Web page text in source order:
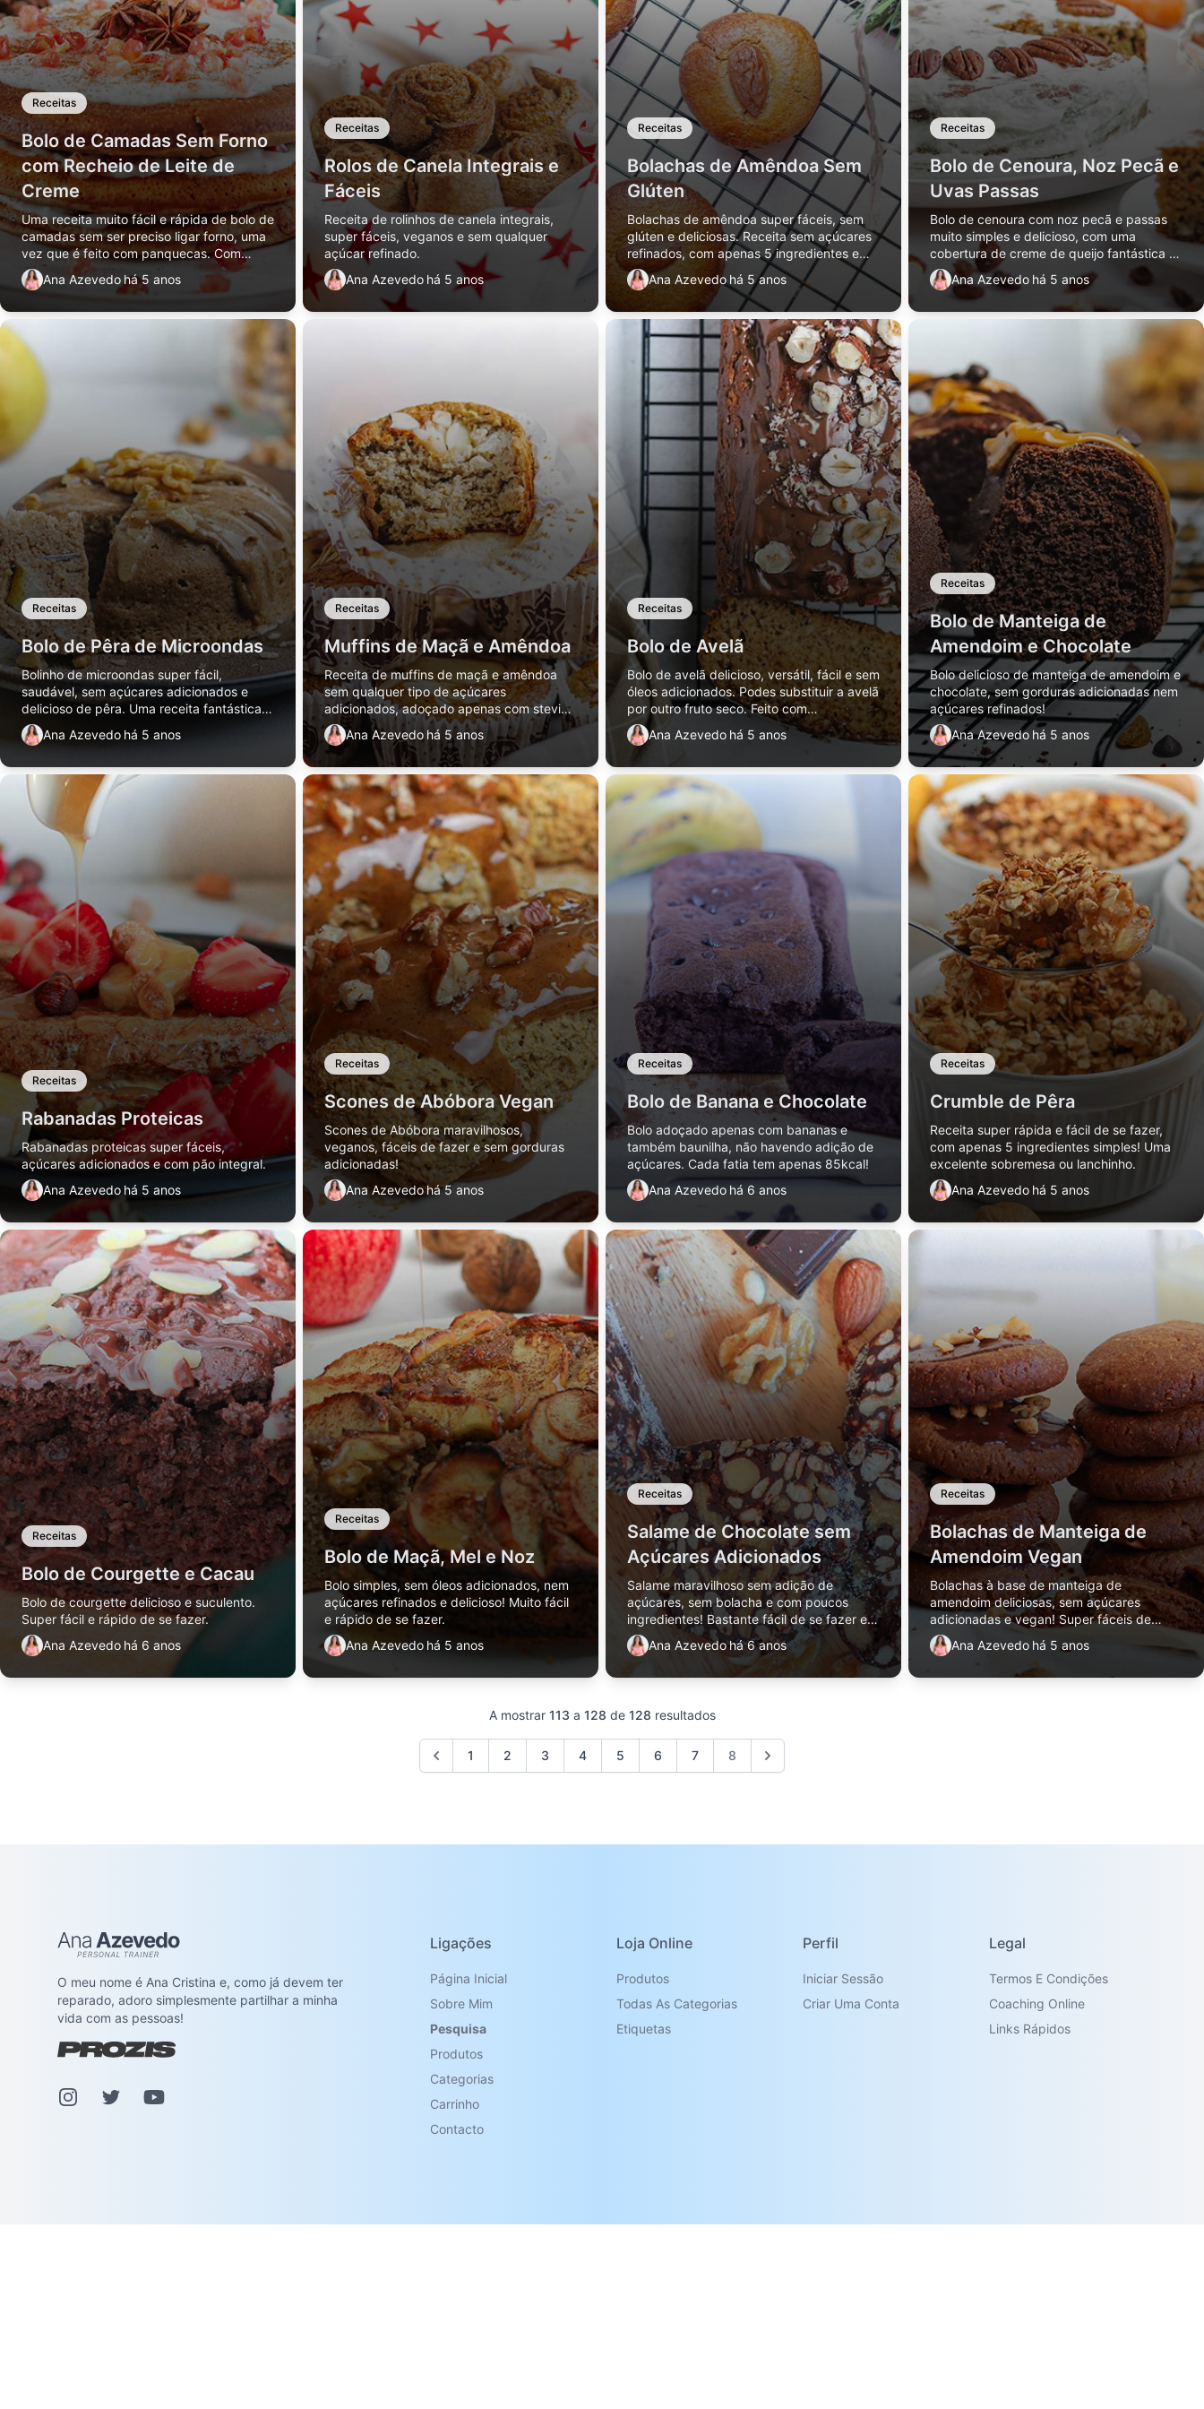
Receitas
Bolo de Camadas Sem Forno
com Recheio de Leite de
Creme
Uma receita muito fácil e rápida de bolo de
camadas sem ser preciso ligar forno, uma
vez que é feito com panquecas. Com
recheio maravilhoso de leite de creme sem
açúcares adicionados e vegan.
Ana Azevedo há 5 anos
Receitas
Rolos de Canela Integrais e
Fáceis
Receita de rolinhos de canela integrais,
super fáceis, veganos e sem qualquer
açúcar refinado.
Ana Azevedo há 5 anos
Receitas
Bolachas de Amêndoa Sem
Glúten
Bolachas de amêndoa super fáceis, sem
glúten e deliciosas. Receita sem açúcares
refinados, com apenas 5 ingredientes e
com opção vegan!
Ana Azevedo há 5 anos
Receitas
Bolo de Cenoura, Noz Pecã e
Uvas Passas
Bolo de cenoura com noz pecã e passas
muito simples e delicioso, com uma
cobertura de creme de queijo fantástica e
super fácil de fazer. Receita sem açúcares
nem farinhas refinadas.
Ana Azevedo há 5 anos
Receitas
Bolo de Pêra de Microondas
Bolinho de microondas super fácil,
saudável, sem açúcares adicionados e
delicioso de pêra. Uma receita fantástica
para um pequeno-almoço ou lanche rico
em macronutrientes.
Ana Azevedo há 5 anos
Receitas
Muffins de Maçã e Amêndoa
Receita de muffins de maçã e amêndoa
sem qualquer tipo de açúcares
adicionados, adoçado apenas com stevia.
Além disso, não tem também gorduras
adicionadas e é super fácil de fazer. Ótima
opção de lanche.
Ana Azevedo há 5 anos
Receitas
Bolo de Avelã
Bolo de avelã delicioso, versátil, fácil e sem
óleos adicionados. Podes substituir a avelã
por outro fruto seco. Feito com
ingredientes muito simples.
Ana Azevedo há 5 anos
Receitas
Bolo de Manteiga de
Amendoim e Chocolate
Bolo delicioso de manteiga de amendoim e
chocolate, sem gorduras adicionadas nem
açúcares refinados!
Ana Azevedo há 5 anos
Receitas
Rabanadas Proteicas
Rabanadas proteicas super fáceis,
açúcares adicionados e com pão integral.
Ana Azevedo há 5 anos
Receitas
Scones de Abóbora Vegan
Scones de Abóbora maravilhosos,
veganos, fáceis de fazer e sem gorduras
adicionadas!
Ana Azevedo há 5 anos
Receitas
Bolo de Banana e Chocolate
Bolo adoçado apenas com bananas e
também baunilha, não havendo adição de
açúcares. Cada fatia tem apenas 85kcal!
Ana Azevedo há 6 anos
Receitas
Crumble de Pêra
Receita super rápida e fácil de se fazer,
com apenas 5 ingredientes simples! Uma
excelente sobremesa ou lanchinho.
Ana Azevedo há 5 anos
Receitas
Bolo de Courgette e Cacau
Bolo de courgette delicioso e suculento.
Super fácil e rápido de se fazer.
Ana Azevedo há 6 anos
Receitas
Bolo de Maçã, Mel e Noz
Bolo simples, sem óleos adicionados, nem
açúcares refinados e delicioso! Muito fácil
e rápido de se fazer.
Ana Azevedo há 5 anos
Receitas
Salame de Chocolate sem
Açúcares Adicionados
Salame maravilhoso sem adição de
açúcares, sem bolacha e com poucos
ingredientes! Bastante fácil de se fazer e
uma opção mais saudável em relação ao
tradicional.
Ana Azevedo há 6 anos
Receitas
Bolachas de Manteiga de
Amendoim Vegan
Bolachas à base de manteiga de
amendoim deliciosas, sem açúcares
adicionadas e vegan! Super fáceis de
fazer e uma ótima opção de snack.
Ana Azevedo há 5 anos
A mostrar 113 a 128 de 128 resultados
1 2 3 4 5 6 7 8
Ana Azevedo
O meu nome é Ana Cristina e, como já devem ter
reparado, adoro simplesmente partilhar a minha
vida com as pessoas!
InstagramPinterestYoutube
Ligações
Página Inicial
Sobre Mim
Pesquisa
Produtos
Categorias
Carrinho
Contacto
Loja Online
Produtos
Todas As Categorias
Etiquetas
Perfil
Iniciar Sessão
Criar Uma Conta
Legal
Termos E Condições
Coaching Online
Links Rápidos